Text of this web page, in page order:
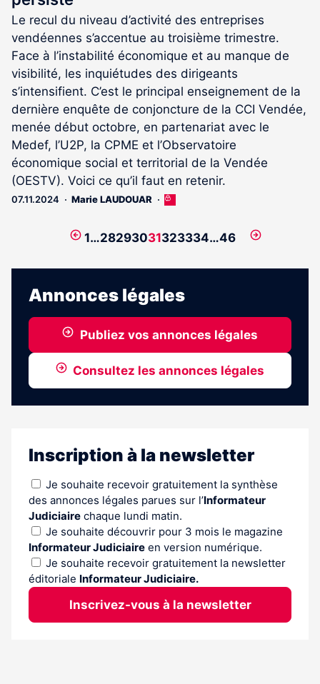
Le recul du niveau d’activité des entreprises
vendéennes s’accentue au troisième trimestre.
Face à l’instabilité économique et au manque de
visibilité, les inquiétudes des dirigeants
s’intensifient. C’est le principal enseignement de la
dernière enquête de conjoncture de la CCI Vendée,
menée début octobre, en partenariat avec le
Medef, l’U2P, la CPME et l’Observatoire
économique social et territorial de la Vendée
(OESTV). Voici ce qu’il faut en retenir.
07.11.2024 Marie LAUDOUAR
Cet
réservé
abonnés
Page
1…28293031323334…46
Page
Annonces légales
Publiez vos annonces légales
Consultez les annonces légales
Inscription à la newsletter
Je souhaite recevoir gratuitement la synthèse
des annonces légales parues sur l’Informateur
Judiciaire chaque lundi matin.
Je souhaite découvrir pour 3 mois le magazine
Informateur Judiciaire en version numérique.
Je souhaite recevoir gratuitement la newsletter
éditoriale Informateur Judiciaire.
Inscrivez-vous à la newsletter